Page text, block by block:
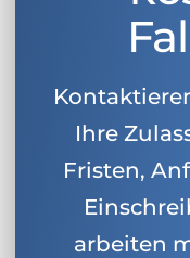
Ihre
Fristen,
arbeiten